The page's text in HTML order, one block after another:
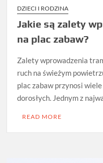
DZIECI I RODZINA
Jakie są zalety
na plac zabaw?
Zalety wprowadzenia
ruch na świeżym
plac zabaw przynosi
dorosłych. Jednym z
READ MORE